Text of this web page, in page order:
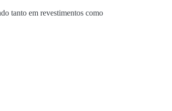
tanto em revestimentos como